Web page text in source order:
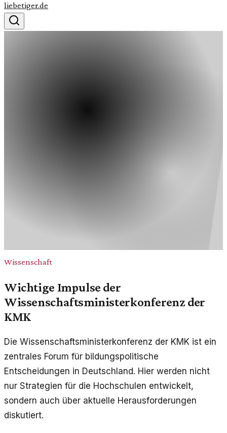
liebetiger.de
Wissenschaft
Wichtige Impulse der
Wissenschaftsministerkonferenz der
KMK
Die Wissenschaftsministerkonferenz der KMK ist ein
zentrales Forum für bildungspolitische
Entscheidungen in Deutschland. Hier werden nicht
nur Strategien für die Hochschulen entwickelt,
sondern auch über aktuelle Herausforderungen
diskutiert.